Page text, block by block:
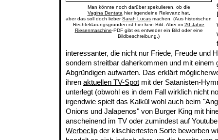
Man könnte noch darüber spekulieren, ob die
Vagina Dentata hier irgendeine Relevanz hat,
aber das soll doch lieberSarah Lucas machen. (Aus historischen
Rechteklärungsgründen ist hier kein Bild. Aber im 20 Jahre
Riesenmaschine-PDF gibt es entweder ein Bild oder eine
Bildbeschreibung.)
interessanter, die nicht nur Friede, Freude und
sondern streitbar daherkommen und mit einem
Abgründigen aufwarten. Das erklärt
ihren aktuellen TV-Spot mit der Satanisten-
unterlegt (obwohl es in dem Fall wirklich nicht
irgendwie spielt das Kalkül wohl auch beim
Onions und Jalapenos" von Burger King mit
anscheinend im TV oder zumindest auf
Werbeclip der klischiertesten Sorte beworben